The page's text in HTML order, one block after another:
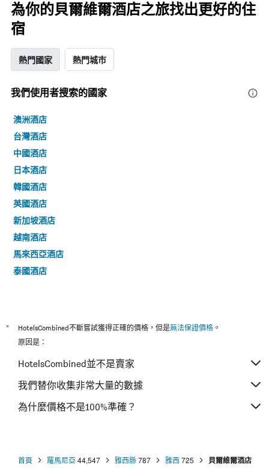
為你的貝爾維爾酒店之旅找出更好的住
宿
熱門國家 熱門城市
我們使用者搜索的國家
澳洲酒店
台灣酒店
中國酒店
日本酒店
韓國酒店
英國酒店
新加坡酒店
越南酒店
馬來西亞酒店
泰國酒店
* HotelsCombined不斷嘗試獲得正確的價格，但是無法保證價格 。
原因是：
HotelsCombined並不是賣家
我們替你收集非常大量的數據
為什麼價格不是100%準確？
首頁 羅馬尼亞 44,547 雅西縣 787 雅西 725 貝爾維爾酒店